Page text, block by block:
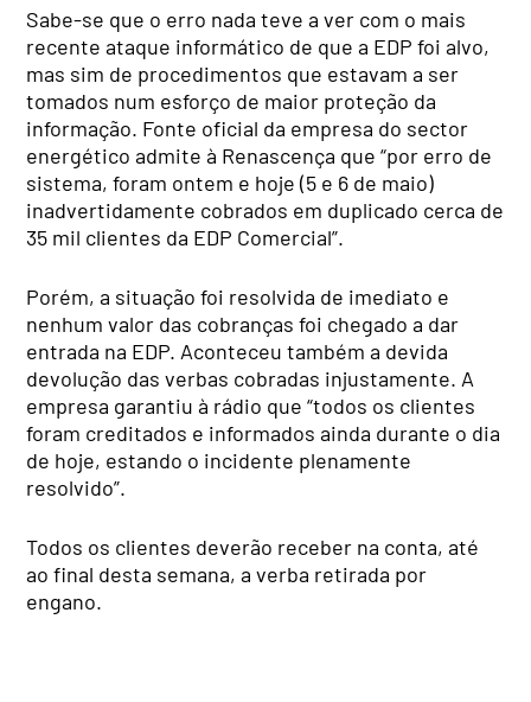
Sabe-se que o erro nada teve a ver com o mais
recente ataque informático de que a EDP foi alvo,
mas sim de procedimentos que estavam a ser
tomados num esforço de maior proteção da
informação. Fonte oficial da empresa do sector
energético admite à Renascença que “por erro de
sistema, foram ontem e hoje (5 e 6 de maio)
inadvertidamente cobrados em duplicado cerca de
35 mil clientes da EDP Comercial”.
Porém, a situação foi resolvida de imediato e
nenhum valor das cobranças foi chegado a dar
entrada na EDP. Aconteceu também a devida
devolução das verbas cobradas injustamente. A
empresa garantiu à rádio que “todos os clientes
foram creditados e informados ainda durante o dia
de hoje, estando o incidente plenamente
resolvido”.
Todos os clientes deverão receber na conta, até
ao final desta semana, a verba retirada por
engano.